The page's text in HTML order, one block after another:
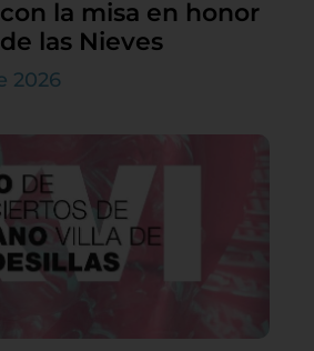
la misa en honor
las Nieves
2026